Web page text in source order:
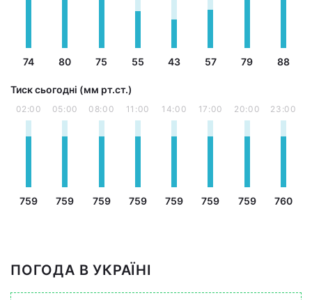
74 80 75 55 43 57 79 88
Тиск сьогодні (мм рт.ст.)
02:00
759
05:00
759
08:00
759
11:00
759
14:00
759
17:00
759
20:00
759
23:00
760
ПОГОДА В УКРАЇНІ